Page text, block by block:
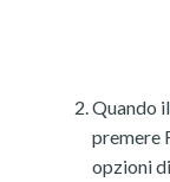
Quando
premere
opzioni